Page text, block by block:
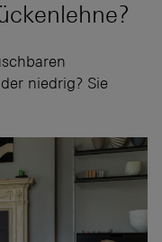
niedrig? Sie